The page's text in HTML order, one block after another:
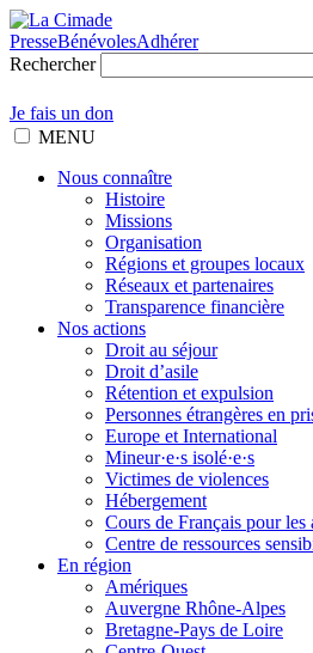
PresseBénévolesAdhérer
Rechercher
Je fais un don
MENU
Nous connaître
Histoire
Missions
Organisation
Régions et groupes locaux
Réseaux et partenaires
Transparence financière
Nos actions
Droit au séjour
Droit d’asile
Rétention et expulsion
Personnes étrangères en
Europe et International
Mineur·e·s isolé·e·s
Victimes de violences
Hébergement
Cours de Français pour les
Centre de ressources
En région
Amériques
Auvergne Rhône-Alpes
Bretagne-Pays de Loire